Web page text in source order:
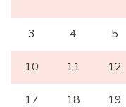
3 4 5
10 11 12
17 18 19